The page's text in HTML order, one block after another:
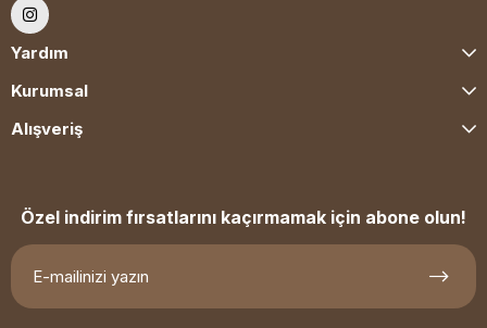
Yardım
Kurumsal
Alışveriş
Özel indirim fırsatlarını kaçırmamak için abone olun!